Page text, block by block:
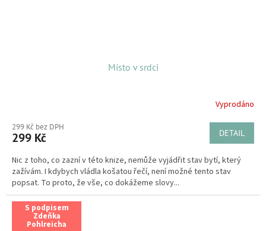
Místo v srdci
Vyprodáno
299 Kč bez DPH
299 Kč DETAIL
Nic z toho, co zazní v této knize, nemůže vyjádřit stav bytí, který
zažívám. I kdybych vládla košatou řečí, není možné tento stav
popsat. To proto, že vše, co dokážeme slovy...
S podpisem
Zdeňka
Pohlreicha